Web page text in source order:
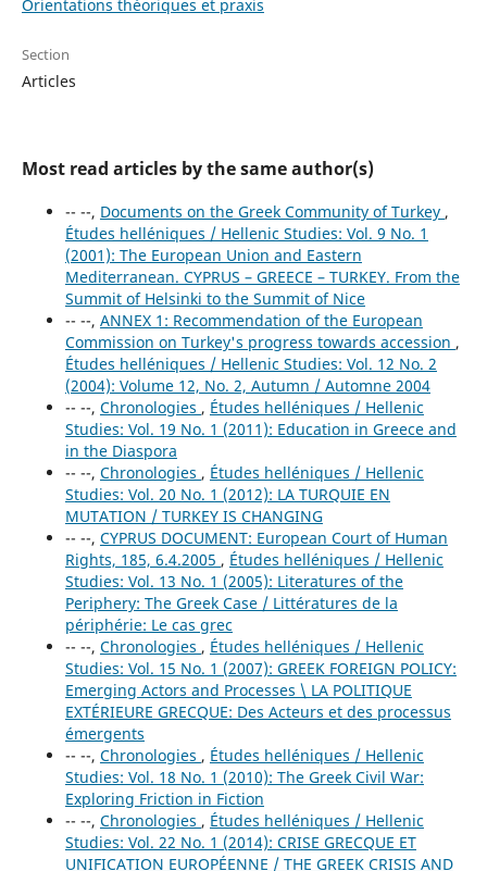
Orientations théoriques et praxis
Section
Articles
Most read articles by the same author(s)
-- --, Documents on the Greek Community of Turkey ,
Études helléniques / Hellenic Studies: Vol. 9 No. 1
(2001): The European Union and Eastern
Mediterranean. CYPRUS – GREECE – TURKEY. From the
Summit of Helsinki to the Summit of Nice
-- --, ANNEX 1: Recommendation of the European
Commission on Turkey's progress towards accession ,
Études helléniques / Hellenic Studies: Vol. 12 No. 2
(2004): Volume 12, No. 2, Autumn / Automne 2004
-- --, Chronologies , Études helléniques / Hellenic
Studies: Vol. 19 No. 1 (2011): Education in Greece and
in the Diaspora
-- --, Chronologies , Études helléniques / Hellenic
Studies: Vol. 20 No. 1 (2012): LA TURQUIE EN
MUTATION / TURKEY IS CHANGING
-- --, CYPRUS DOCUMENT: European Court of Human
Rights, 185, 6.4.2005 , Études helléniques / Hellenic
Studies: Vol. 13 No. 1 (2005): Literatures of the
Periphery: The Greek Case / Littératures de la
périphérie: Le cas grec
-- --, Chronologies , Études helléniques / Hellenic
Studies: Vol. 15 No. 1 (2007): GREEK FOREIGN POLICY:
Emerging Actors and Processes \ LA POLITIQUE
EXTÉRIEURE GRECQUE: Des Acteurs et des processus
émergents
-- --, Chronologies , Études helléniques / Hellenic
Studies: Vol. 18 No. 1 (2010): The Greek Civil War:
Exploring Friction in Fiction
-- --, Chronologies , Études helléniques / Hellenic
Studies: Vol. 22 No. 1 (2014): CRISE GRECQUE ET
UNIFICATION EUROPÉENNE / THE GREEK CRISIS AND